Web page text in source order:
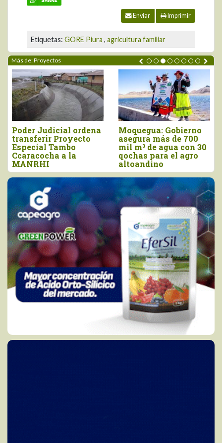
Enviar Imprimir
Etiquetas: GORE Piura , agricultura familiar
Más de: Proyectos
Poder Judicial ordena
transferir Proyecto
Especial Tambo
Ccaracocha a la
MANRHI
Moquegua: Gobierno
asegura más de 700
mil m³ de agua con 30
qochas para el agro
altoandino